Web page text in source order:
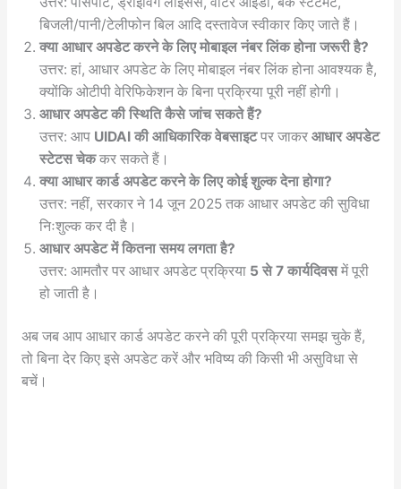
बिजली/पानी/टेलीफोन बिल आदि दस्तावेज स्वीकार किए जाते हैं।
क्या आधार अपडेट करने के लिए मोबाइल नंबर लिंक होना जरूरी है?
उत्तर: हां, आधार अपडेट के लिए मोबाइल नंबर लिंक होना आवश्यक है,
क्योंकि ओटीपी वेरिफिकेशन के बिना प्रक्रिया पूरी नहीं होगी।
आधार अपडेट की स्थिति कैसे जांच सकते हैं?
उत्तर: आप UIDAI की आधिकारिक वेबसाइटपर जाकर आधार अपडेट
स्टेटस चेककर सकते हैं।
क्या आधार कार्ड अपडेट करने के लिए कोई शुल्क देना होगा?
उत्तर: नहीं, सरकार ने 14 जून 2025 तक आधार अपडेट की सुविधा
निःशुल्क कर दी है।
आधार अपडेट में कितना समय लगता है?
उत्तर: आमतौर पर आधार अपडेट प्रक्रिया 5 से 7 कार्यदिवसमें पूरी
हो जाती है।
अब जब आप आधार कार्ड अपडेट करने की पूरी प्रक्रिया समझ चुके हैं,
तो बिना देर किए इसे अपडेट करें और भविष्य की किसी भी असुविधा से
बचें।